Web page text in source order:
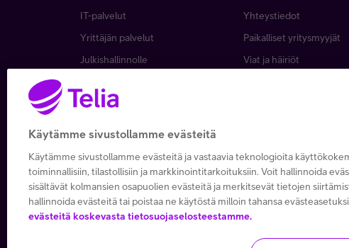
IT-palvelut
Yrittäjän palvelut
Julkishallinnolle
Business
Apple yrityksille
Yhteystiedot
Paikalliset yritysmyyjät
Viat ja häiriöt
Käytämme sivustollamme evästeitä
Käytämme sivustollamme evästeitä ja vastaavia teknologioita
toiminnallisiin, tilastollisiin ja markkinointitarkoituksiin. Voit hallinnoida
sisältävät kolmansien osapuolien evästeitä ja merkitsevät tietojen
hallinnoida evästeitä tai poistaa ne käytöstä milloin tahansa
evästeitä koskevasta tietosuojaselosteestamme.